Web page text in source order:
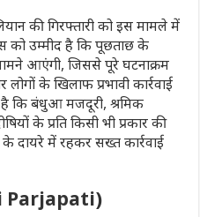
की गिरफ्तारी को इस मामले में
को उम्मीद है कि पूछताछ के
आएंगी, जिससे पूरे घटनाक्रम
के खिलाफ प्रभावी कार्रवाई
है कि बंधुआ मजदूरी, श्रमिक
के प्रति किसी भी प्रकार की
दायरे में रहकर सख्त कार्रवाई
Parjapati)